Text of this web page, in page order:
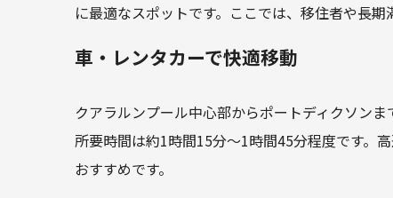
に最適なスポットです。ここでは、移住者や長期
車・レンタカーで快適移動
クアラルンプール中心部からポートディクソン
所要時間は約1時間15分～1時間45分程度です。
おすすめです。